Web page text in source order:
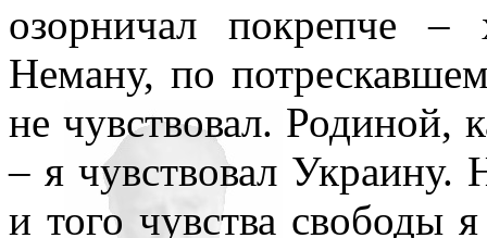
озорничал покрепче
Неману, по
не чувствовал. Родиной,
– я чувствовал
и того чувства свободы